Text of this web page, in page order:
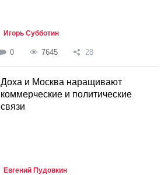
Игорь Субботин
0 7645 28
Доха и Москва наращивают
коммерческие и политические
связи
Евгений Пудовкин